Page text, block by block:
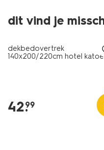
dit vind je
30% korting
met je HEMA pas
dekbedovertrek
140x200/220cm hotel
42.
99